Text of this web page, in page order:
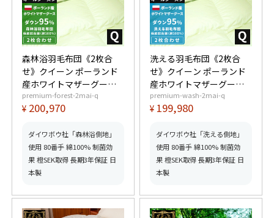
森林浴羽毛布団《2枚合
せ》クイーン ポーランド
産ホワイトマザーグース
ダウン95% (440dp以上)
合掛1.3kg、薄掛0.7kg
ド取得】【グッドふとん
マーク取得】
premium-forest-2mai-q
¥ 200,970
ダイワボウ社「森林浴側地」
使用 80番手 綿100% 制菌効
果 橙SEK取得 長期3年保証 日
本製
洗える羽毛布団《2枚合
せ》クイーン ポーランド
産ホワイトマザーグース
ダウン95% (440dp以上)
合掛1.3kg、薄掛0.7kg
ド取得】【グッドふとん
マーク取得】
premium-wash-2mai-q
¥ 199,980
ダイワボウ社「洗える側地」
使用 80番手 綿100% 制菌効
果 橙SEK取得 長期3年保証 日
本製